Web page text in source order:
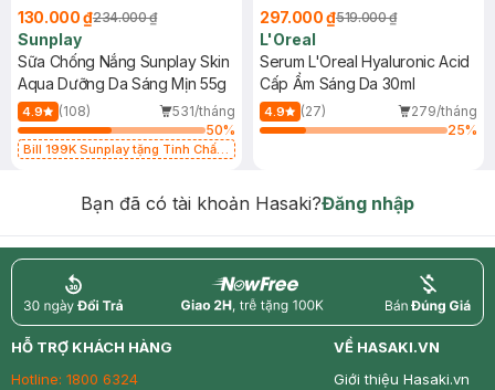
130.000 ₫234.000 ₫
Sunplay
Sữa Chống Nắng Sunplay Skin
Aqua Dưỡng Da Sáng Mịn 55g
4.9 (108)
531/tháng
50%
Bill 199K Sunplay tặng Tinh Chất
297.000 ₫519.000 ₫
L'Oreal
Serum L'Oreal Hyaluronic Acid
Cấp Ẩm Sáng Da 30ml
4.9 (27)
279/tháng
25%
Bạn đã có tài khoản Hasaki?Đăng nhập
return nowfree price
HỖ TRỢ KHÁCH HÀNG
Hotline: 1800 6324
VỀ HASAKI.VN
Giới thiệu Hasaki.vn